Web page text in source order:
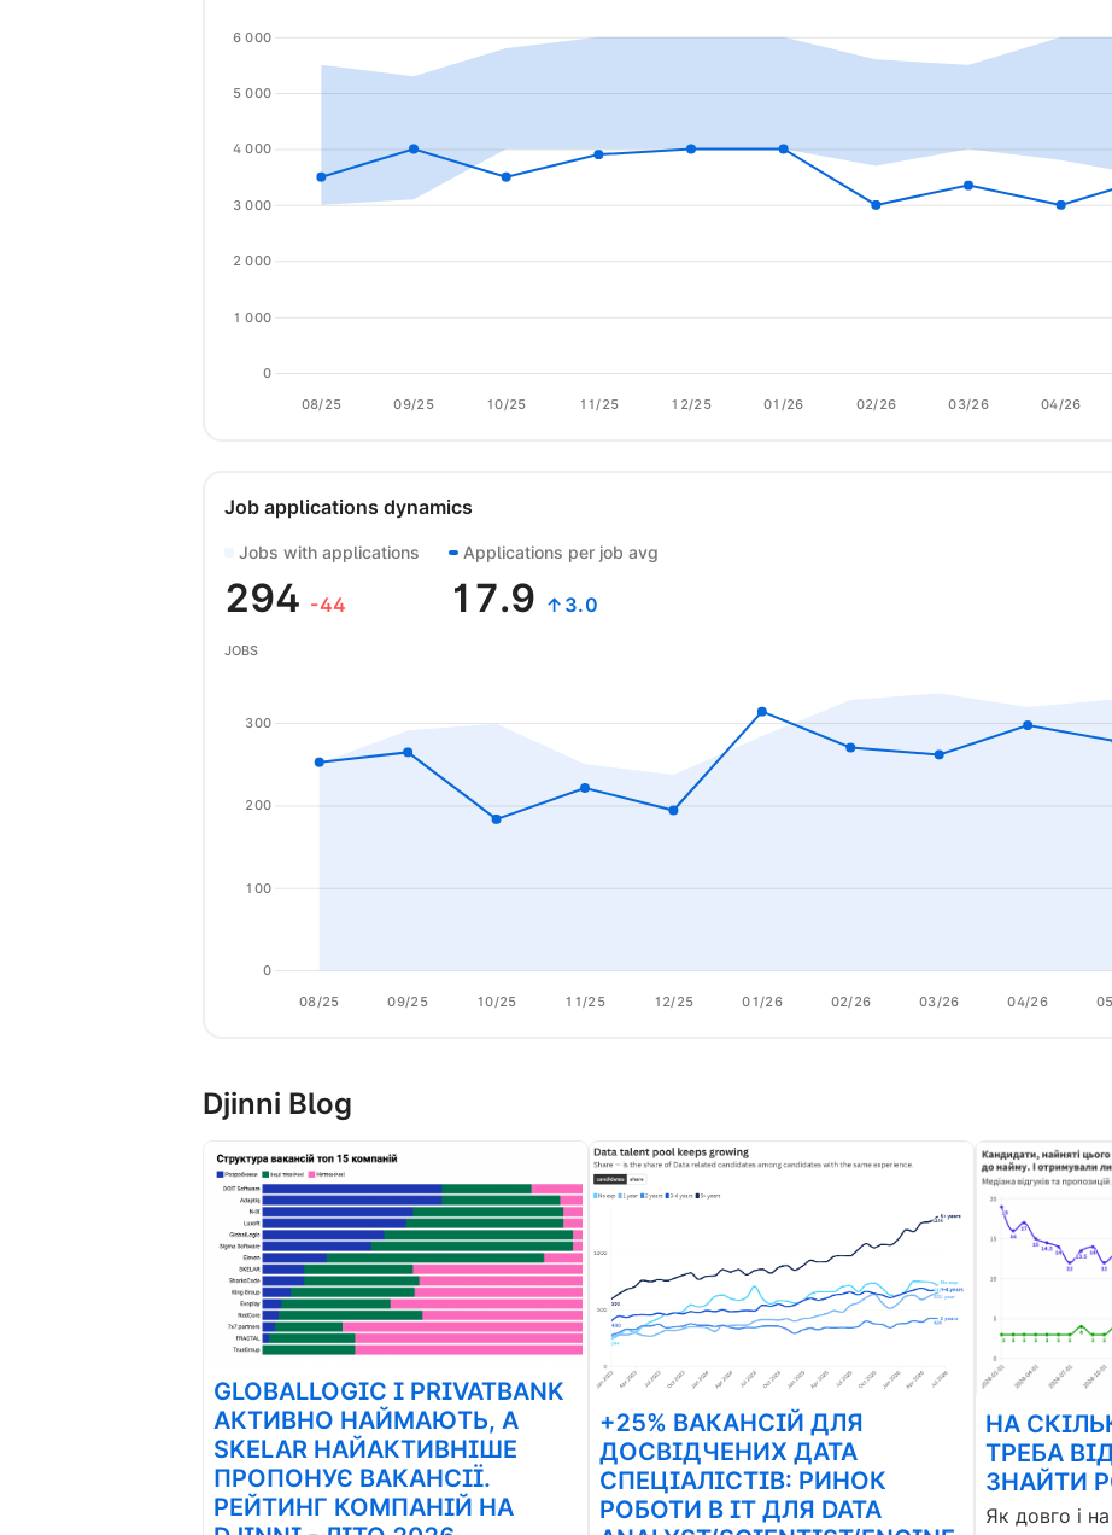
08/25 09/25 10/25 11/25 12/25 01/26 02/26 03/26 04/26
0
1 000
2 000
3 000
4 000
5 000
6 000
Job applications dynamics
Jobs with applications
294 -44
Applications per job avg
17.9 ↑3.0
08/25 09/25 10/25 11/25 12/25 01/26 02/26 03/26 04/26
0
100
200
300
JOBS
Djinni Blog
GLOBALLOGIC І PRIVATBANK
АКТИВНО НАЙМАЮТЬ, А
SKELAR НАЙАКТИВНІШЕ
ПРОПОНУЄ ВАКАНСІЇ.
РЕЙТИНГ КОМПАНІЙ НА
+25% ВАКАНСІЙ ДЛЯ
ДОСВІДЧЕНИХ ДАТА
СПЕЦІАЛІСТІВ: РИНОК
РОБОТИ В ІТ ДЛЯ DATA
НА
ТРЕБА
ЗНАЙТИ
Як довго і